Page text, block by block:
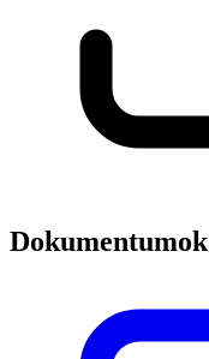
Dokumentumok